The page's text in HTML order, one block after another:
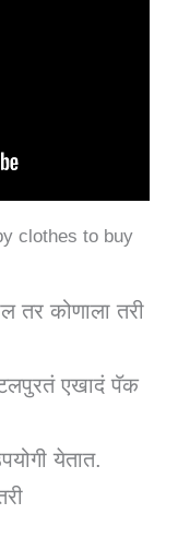
clothes to buy
तर कोणाला तरी
एखादं पॅक
येतात.